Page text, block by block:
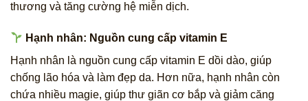
thương và tăng cường hệ miễn dịch.
Hạnh nhân: Nguồn cung cấp vitamin E
Hạnh nhân là nguồn cung cấp vitamin E dồi dào, giúp
chống lão hóa và làm đẹp da. Hơn nữa, hạnh nhân còn
chứa nhiều magie, giúp thư giãn cơ bắp và giảm căng